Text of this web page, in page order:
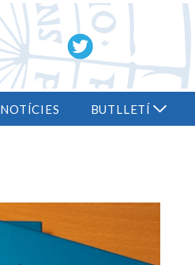
NOTÍCIES BUTLLETÍ